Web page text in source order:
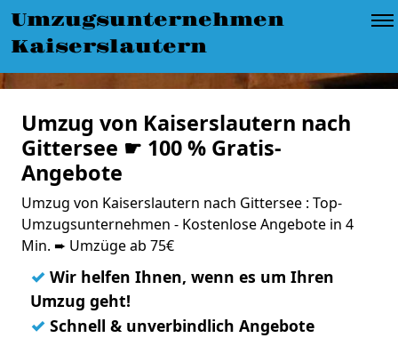
Umzugsunternehmen
Kaiserslautern
Umzug von Kaiserslautern nach
Gittersee ☛ 100 % Gratis-
Angebote
Umzug von Kaiserslautern nach Gittersee : Top-
Umzugsunternehmen - Kostenlose Angebote in 4
Min. ➨ Umzüge ab 75€
✓ Wir helfen Ihnen, wenn es um Ihren
Umzug geht!
✓ Schnell & unverbindlich Angebote